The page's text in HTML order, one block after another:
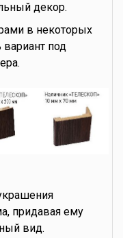
декор.
в некоторых
вариант под
придавая ему
вид.